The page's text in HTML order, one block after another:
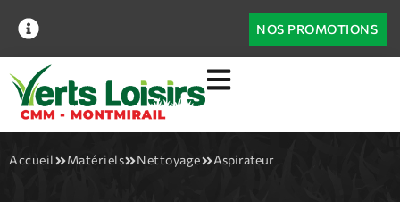
NOS PROMOTIONS
Accueil Matériels Nettoyage Aspirateur